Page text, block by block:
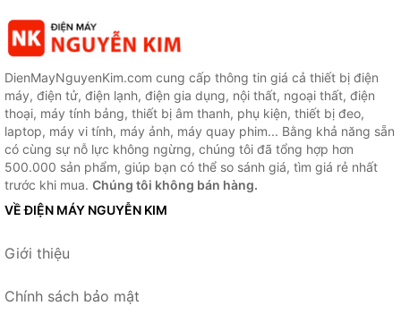
DienMayNguyenKim.com cung cấp thông tin giá cả thiết bị điện
máy, điện tử, điện lạnh, điện gia dụng, nội thất, ngoại thất, điện
thoại, máy tính bảng, thiết bị âm thanh, phụ kiện, thiết bị đeo,
laptop, máy vi tính, máy ảnh, máy quay phim... Bằng khả năng sẵn
có cùng sự nỗ lực không ngừng, chúng tôi đã tổng hợp hơn
500.000 sản phẩm, giúp bạn có thể so sánh giá, tìm giá rẻ nhất
trước khi mua. Chúng tôi không bán hàng.
VỀ ĐIỆN MÁY NGUYỄN KIM
Giới thiệu
Chính sách bảo mật